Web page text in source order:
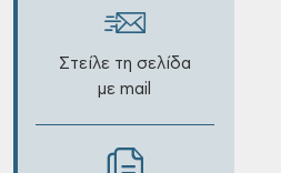
Στείλε τη σελίδα
με mail